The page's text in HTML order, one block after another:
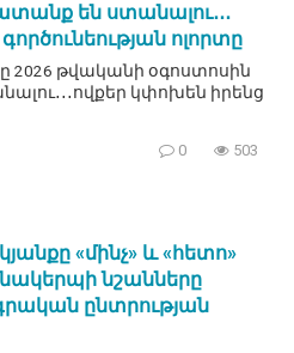
են ստանալու․․․
ոլորտը
2026 թվականի օգոստոսին
կփոխեն իրենց
0 503
«մինչ» և «հետո»
նշանները
ընտրության